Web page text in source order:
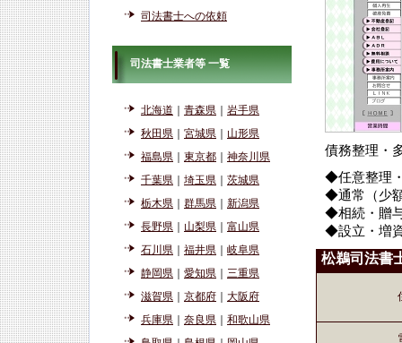
債務整理・
◆任意整理
◆通常（少
◆相続・贈
◆設立・増
松鵜司法書
司法書士への依頼
司法書士業者等 一覧
北海道 青森県
岩手県
秋田県
宮城県
山形県
福島県
東京都
神奈川県
千葉県
埼玉県
茨城県
栃木県
群馬県
新潟県
長野県
山梨県
富山県
石川県
福井県
岐阜県
静岡県
愛知県
三重県
滋賀県
京都府
大阪府
兵庫県
奈良県
和歌山県